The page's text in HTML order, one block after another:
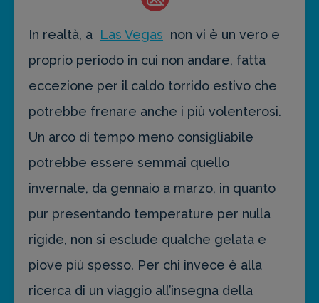
In realtà, a Las Vegas non vi è un vero e
proprio periodo in cui non andare, fatta
eccezione per il caldo torrido estivo che
potrebbe frenare anche i più volenterosi.
Un arco di tempo meno consigliabile
potrebbe essere semmai quello
invernale, da gennaio a marzo, in quanto
pur presentando temperature per nulla
rigide, non si esclude qualche gelata e
piove più spesso. Per chi invece è alla
ricerca di un viaggio all’insegna della